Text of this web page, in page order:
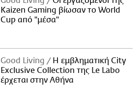
Kaizen Gaming βίωσαν το World
Cup από "μέσα"
Good Living
Η εμβληματική City
Exclusive Collection της Le Labo
έρχεται στην Αθήνα